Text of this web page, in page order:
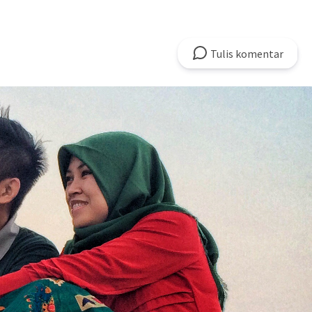
Tulis komentar